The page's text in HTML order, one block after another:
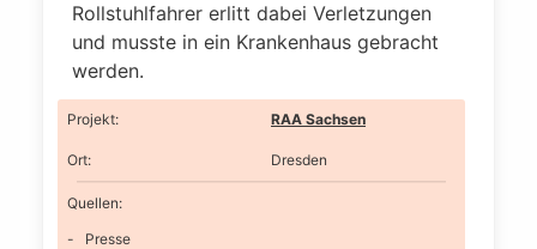
Rollstuhlfahrer erlitt dabei Verletzungen
und musste in ein Krankenhaus gebracht
werden.
Projekt: RAA Sachsen
Ort: Dresden
Quellen:
Presse